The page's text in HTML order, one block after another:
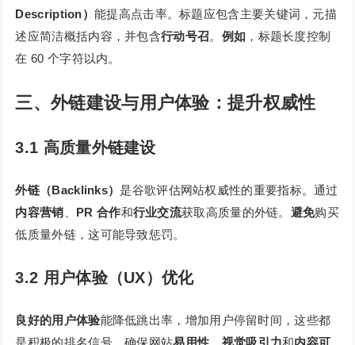
Description）能提高点击率。标题应包含主要关键词，元描
述应简洁概括内容，并包含行动号召。 例如 ，标题长度控制
在 60 个字符以内。
三、外链建设与用户体验：提升权威性
3.1 高质量外链建设
外链（Backlinks） 是谷歌评估网站权威性的重要指标。通过
内容营销
PR 合作和行业交流获取高质量的外链。 避免购买
低质量外链，这可能导致惩罚。
3.2 用户体验（UX）优化
良好的用户体验能降低跳出率，增加用户停留时间，这些都